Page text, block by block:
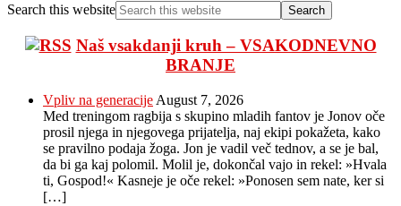
Search this website
Naš vsakdanji kruh – VSAKODNEVNO
BRANJE
Vpliv na generacije August 7, 2026
Med treningom ragbija s skupino mladih fantov je Jonov oče
prosil njega in njegovega prijatelja, naj ekipi pokažeta, kako
se pravilno podaja žoga. Jon je vadil več tednov, a se je bal,
da bi ga kaj polomil. Molil je, dokončal vajo in rekel: »Hvala
ti, Gospod!« Kasneje je oče rekel: »Ponosen sem nate, ker si
[…]